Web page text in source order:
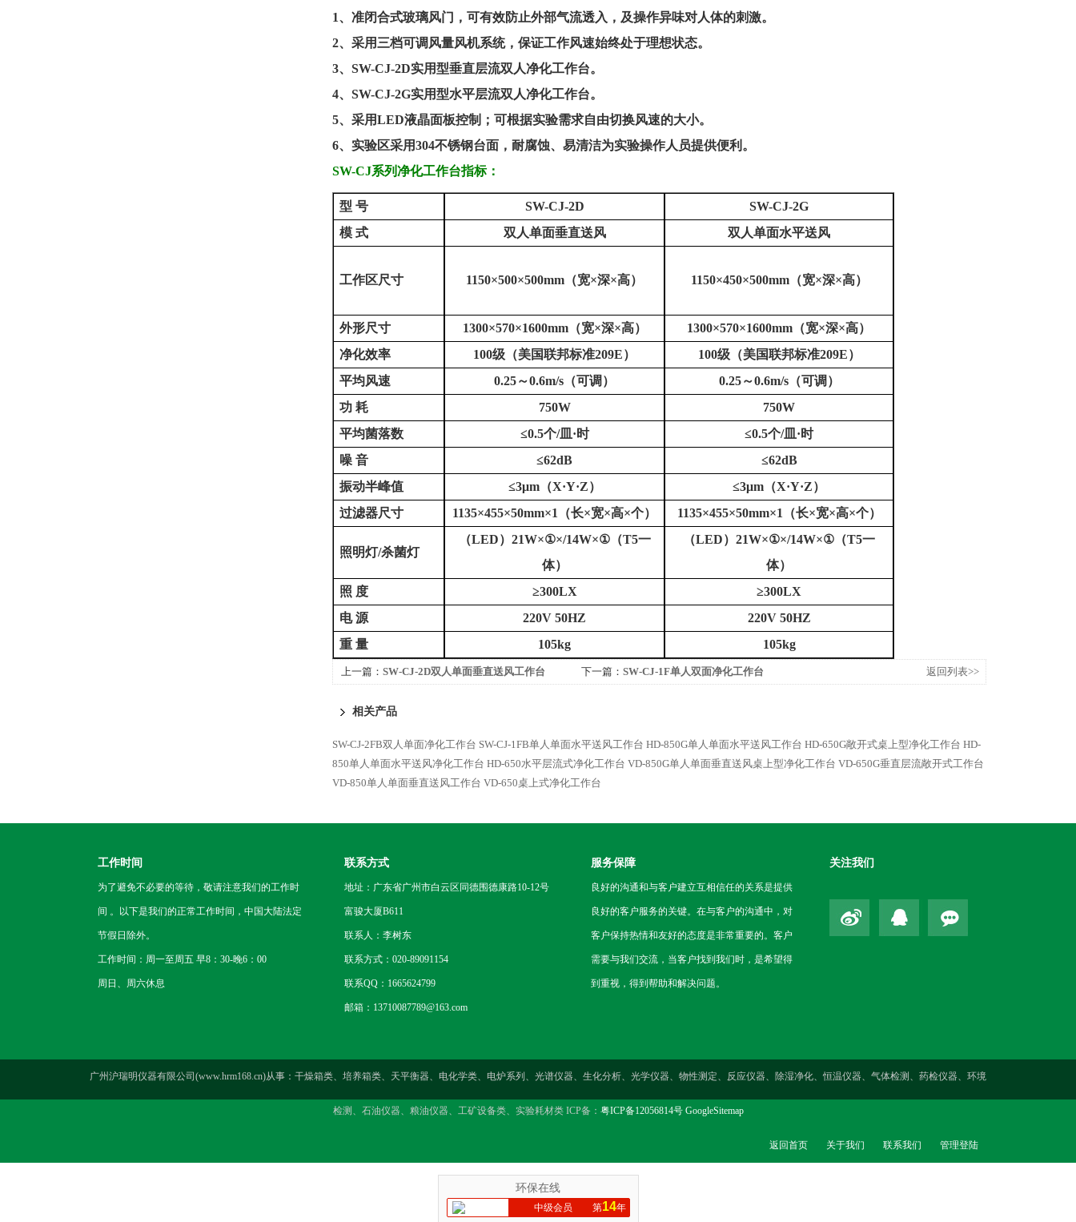
1、 准闭合式玻璃风门，可有效防止外部气流透入，及操作异味对人体的刺激。
2、 采用 三档可调风量风机系统，保证工作风速始终处于理想状态。
3、 SW-CJ-2D实用型垂直层流双 人净化工作台。
4、 SW-CJ-2G实用型水平层流双 人净化工作台。
5、 采用LED液晶面板控制 ； 可根据实验需求自由切换风速的大小。
6、 实验区采用304不锈钢台面 ， 耐腐蚀、易清洁为实验操作人员提供便利。
SW-CJ系列净化工作台指标：
型 号 SW-CJ-2D SW-CJ-2G
模 式 双人单面垂直送风 双人单面水平送风
工作区尺寸 1150×500×500mm （宽×深×高） 1150×450×500mm（宽×深×高）
外形尺寸 1300×570×1600mm（宽×深×高） 1300×570×1600mm （宽×深×高）
净化效率
100级（美国联邦标准209E） 100级（美国联邦标准209E）
平均风速
0.25～0.6m/s （可调） 0.25～0.6m/s（可调）
功 耗 750W 750W
平均菌落数
≤0.5个/皿 · 时 ≤0.5个/皿 · 时
噪 音 ≤62dB
≤62dB
振动半峰值
≤3μm（X·Y·Z） ≤3μm （X·Y·Z）
过滤器尺寸
1135×455×50mm×1 （长×宽×高×个） 1135×455×50mm×1 （长×宽×高×个）
照明灯/杀菌灯
（LED） 21W×①×/14W×①（T5一
体）
（LED） 21W×①×/14W×①（T5一
体）
照 度 ≥300LX ≥300LX
电 源 220V 50HZ
220V 50HZ
重 量 105kg 105kg
上一篇： SW-CJ-2D双人单面垂直送风工作台 下一篇： SW-CJ-1F单人双面净化工作台 返回列表>>
相关产品
SW-CJ-2FB双人单面净化工作台 SW-CJ-1FB单人单面水平送风工作台 HD-850G单人单面水平送风工作台 HD-650G敞开式桌上型净化工作台 HD-
850单人单面水平送风净化工作台 HD-650水平层流式净化工作台 VD-850G单人单面垂直送风桌上型净化工作台 VD-650G垂直层流敞开式工作台
VD-850单人单面垂直送风工作台 VD-650桌上式净化工作台
工作时间
为了避免不必要的等待，敬请注意我们的工作时
间 。以下是我们的正常工作时间，中国大陆法定
节假日除外。
工作时间：周一至周五 早8：30-晚6：00
周日、周六休息
联系方式
地址：广东省广州市白云区同德围德康路10-12号
富骏大厦B611
联系人：李树东
联系方式：020-89091154
联系QQ：1665624799
邮箱：13710087789@163.com
服务保障
良好的沟通和与客户建立互相信任的关系是提供
良好的客户服务的关键。在与客户的沟通中，对
客户保持热情和友好的态度是非常重要的。客户
需要与我们交流，当客户找到我们时，是希望得
到重视，得到帮助和解决问题。
关注我们
广州沪瑞明仪器有限公司(www.hrm168.cn)从事：干燥箱类、培养箱类、天平衡器、电化学类、电炉系列、光谱仪器、生化分析、光学仪器、物性测定、反应仪器、除湿净化、恒温仪器、气体检测、药检仪器、环境
检测、石油仪器、粮油仪器、工矿设备类、实验耗材类 ICP备： 粤ICP备12056814号 GoogleSitemap
返回首页 关于我们 联系我们 管理登陆
环保在线
中级会员 第14年